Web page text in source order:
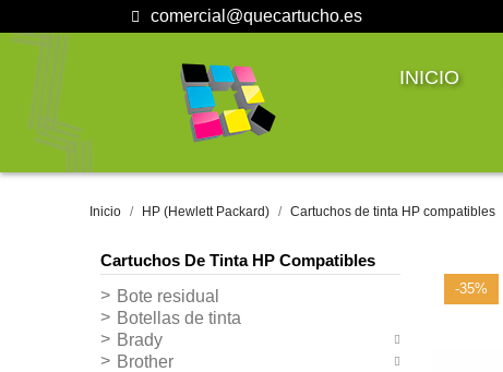
comercial@quecartucho.es
INICIO
Inicio HP (Hewlett Packard) Cartuchos de tinta HP compatibles
Cartuchos De Tinta HP Compatibles
Bote residual
Botellas de tinta
Brady
Brother
-35%